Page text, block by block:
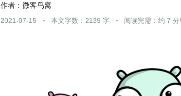
作者： 微客鸟窝
2021-07-15 本文字数：2139 字 阅读完需：约 7 分